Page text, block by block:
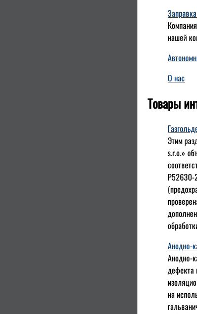
нашей
О нас
Товары
Этим
s.r.o.»
Р52630-
Анодно-
Анодно-
дефекта
на